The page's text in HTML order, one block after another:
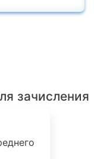
зачисления